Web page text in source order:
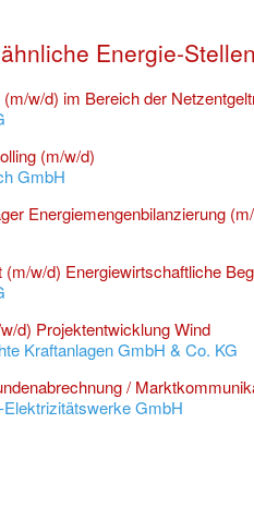
Energie-
w/d) im Bereich der
(m/w/d)
GmbH
Energiemengenbilanzierung
(m/w/d) Energiewirtschaftliche
d) Projektentwicklung Wind
Kraftanlagen GmbH & Co. KG
/
GmbH